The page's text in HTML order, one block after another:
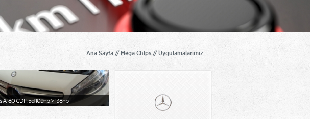
Ana Sayfa // Mega Chips // Uygulamalarımız
A180 CDI 1.5d 109hp > 138hp